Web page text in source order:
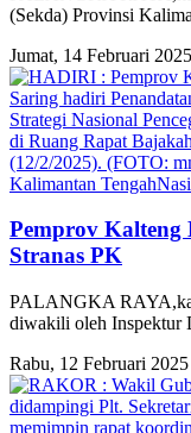
(Sekda) Provinsi
Jumat, 14 Februari
Kalimantan Tengah
Pemprov Kalteng
Stranas PK
PALANGKA
diwakili oleh Inspektur
Rabu, 12 Februari